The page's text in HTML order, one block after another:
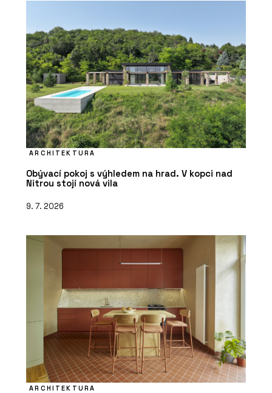
ARCHITEKTURA
Obývací pokoj s výhledem na hrad. V kopci nad
Nitrou stojí nová vila
9. 7. 2026
ARCHITEKTURA